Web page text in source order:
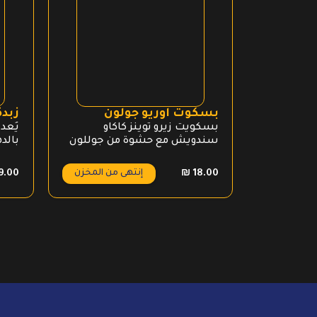
بسكوت اوريو جولون
بسكويت زيرو توينز كاكاو
سندويش مع حشوة من جوللون
₪ 18.00 إنتهى من المخزن